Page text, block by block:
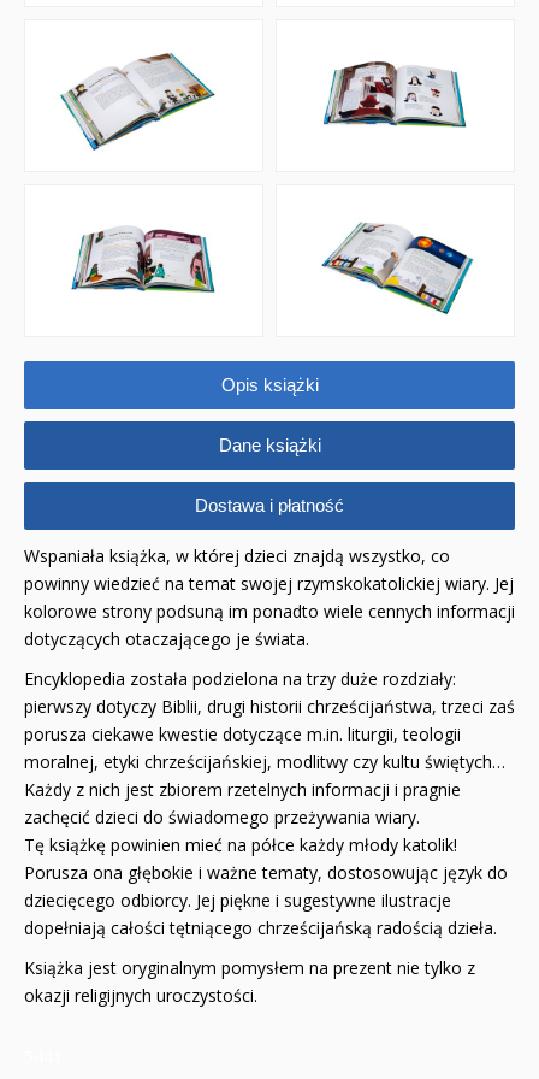
Edukacja przyrodnicza - Życie bez granic
Emocje i wartości
Książki religijne dla dzieci
Komiksy
QUIZY I ŁAMIGŁÓWKI NA WAKACJE -35%
PROMOCJA ZESTAWY STARTOWE KAKADU
WYPRZEDAŻ
RELIGIJNE
PORADNIKI
DLA DZIECI
Opis książki
Dane książki
Dostawa i płatność
Wspaniała książka, w której dzieci znajdą wszystko, co
powinny wiedzieć na temat swojej rzymskokatolickiej wiary. Jej
kolorowe strony podsuną im ponadto wiele cennych informacji
dotyczących otaczającego je świata.
Encyklopedia została podzielona na trzy duże rozdziały:
pierwszy dotyczy Biblii, drugi historii chrześcijaństwa, trzeci zaś
porusza ciekawe kwestie dotyczące m.in. liturgii, teologii
moralnej, etyki chrześcijańskiej, modlitwy czy kultu świętych…
Każdy z nich jest zbiorem rzetelnych informacji i pragnie
zachęcić dzieci do świadomego przeżywania wiary.
Tę książkę powinien mieć na półce każdy młody katolik!
Porusza ona głębokie i ważne tematy, dostosowując język do
dziecięcego odbiorcy. Jej piękne i sugestywne ilustracje
dopełniają całości tętniącego chrześcijańską radością dzieła.
Książka jest oryginalnym pomysłem na prezent nie tylko z
okazji religijnych uroczystości.